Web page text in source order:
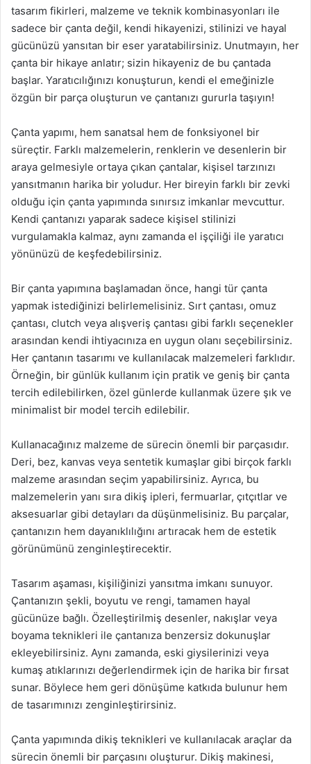
tasarım fikirleri, malzeme ve teknik kombinasyonları ile
sadece bir çanta değil, kendi hikayenizi, stilinizi ve hayal
gücünüzü yansıtan bir eser yaratabilirsiniz. Unutmayın, her
çanta bir hikaye anlatır; sizin hikayeniz de bu çantada
başlar. Yaratıcılığınızı konuşturun, kendi el emeğinizle
özgün bir parça oluşturun ve çantanızı gururla taşıyın!
Çanta yapımı, hem sanatsal hem de fonksiyonel bir
süreçtir. Farklı malzemelerin, renklerin ve desenlerin bir
araya gelmesiyle ortaya çıkan çantalar, kişisel tarzınızı
yansıtmanın harika bir yoludur. Her bireyin farklı bir zevki
olduğu için çanta yapımında sınırsız imkanlar mevcuttur.
Kendi çantanızı yaparak sadece kişisel stilinizi
vurgulamakla kalmaz, aynı zamanda el işçiliği ile yaratıcı
yönünüzü de keşfedebilirsiniz.
Bir çanta yapımına başlamadan önce, hangi tür çanta
yapmak istediğinizi belirlemelisiniz. Sırt çantası, omuz
çantası, clutch veya alışveriş çantası gibi farklı seçenekler
arasından kendi ihtiyacınıza en uygun olanı seçebilirsiniz.
Her çantanın tasarımı ve kullanılacak malzemeleri farklıdır.
Örneğin, bir günlük kullanım için pratik ve geniş bir çanta
tercih edilebilirken, özel günlerde kullanmak üzere şık ve
minimalist bir model tercih edilebilir.
Kullanacağınız malzeme de sürecin önemli bir parçasıdır.
Deri, bez, kanvas veya sentetik kumaşlar gibi birçok farklı
malzeme arasından seçim yapabilirsiniz. Ayrıca, bu
malzemelerin yanı sıra dikiş ipleri, fermuarlar, çıtçıtlar ve
aksesuarlar gibi detayları da düşünmelisiniz. Bu parçalar,
çantanızın hem dayanıklılığını artıracak hem de estetik
görünümünü zenginleştirecektir.
Tasarım aşaması, kişiliğinizi yansıtma imkanı sunuyor.
Çantanızın şekli, boyutu ve rengi, tamamen hayal
gücünüze bağlı. Özelleştirilmiş desenler, nakışlar veya
boyama teknikleri ile çantanıza benzersiz dokunuşlar
ekleyebilirsiniz. Aynı zamanda, eski giysilerinizi veya
kumaş atıklarınızı değerlendirmek için de harika bir fırsat
sunar. Böylece hem geri dönüşüme katkıda bulunur hem
de tasarımınızı zenginleştirirsiniz.
Çanta yapımında dikiş teknikleri ve kullanılacak araçlar da
sürecin önemli bir parçasını oluşturur. Dikiş makinesi,